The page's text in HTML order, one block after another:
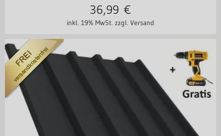
inkl. 19% MwSt. zzgl. Versand
36,99 €